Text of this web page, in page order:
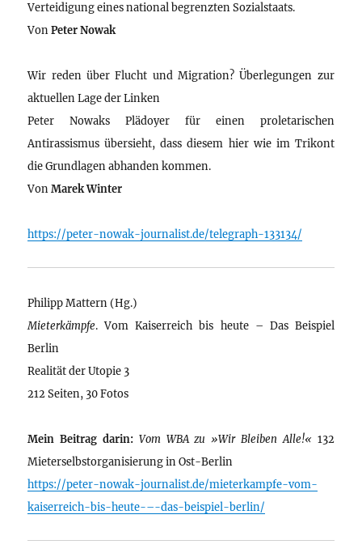
Verteidigung eines national begrenzten Sozialstaats.
VonPeter Nowak
Wir reden über Flucht und Migration? Überlegungen zur
aktuellen Lage der Linken
Peter Nowaks Plädoyer für einen proletarischen
Antirassismus übersieht, dass diesem hier wie im Trikont
die Grundlagen abhanden kommen.
VonMarek Winter
https://peter-nowak-journalist.de/telegraph-133134/
Philipp Mattern (Hg.)
Mieterkämpfe. Vom Kaiserreich bis heute – Das Beispiel
Berlin
Realität der Utopie 3
212 Seiten, 30 Fotos
Mein Beitrag darin: Vom WBA zu »Wir Bleiben Alle!« 132
Mieterselbstorganisierung in Ost-Berlin
https://peter-nowak-journalist.de/mieterkampfe-vom-
kaiserreich-bis-heute-–-das-beispiel-berlin/